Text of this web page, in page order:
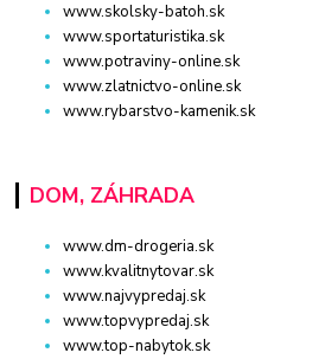
www.skolsky-batoh.sk
www.sportaturistika.sk
www.potraviny-online.sk
www.zlatnictvo-online.sk
www.rybarstvo-kamenik.sk
DOM, ZÁHRADA
www.dm-drogeria.sk
www.kvalitnytovar.sk
www.najvypredaj.sk
www.topvypredaj.sk
www.top-nabytok.sk